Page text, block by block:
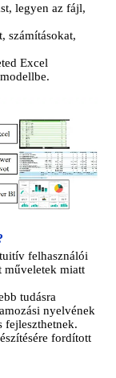
legyen az fájl,
számításokat,
Excel
felhasználói
műveletek miatt
tudásra
nyelvének
fejleszthetnek.
fordított